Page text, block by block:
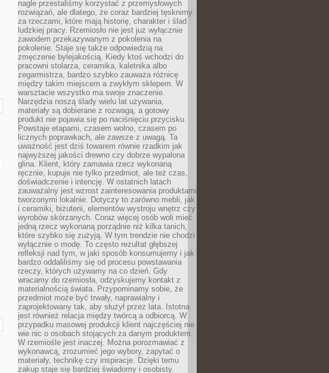
nagle przestaliśmy korzystać z przemysłowych
rozwiązań, ale dlatego, że coraz bardziej tęsknimy
za rzeczami, które mają historię, charakter i ślad
ludzkiej pracy. Rzemiosło nie jest już wyłącznie
zawodem przekazywanym z pokolenia na
pokolenie. Staje się także odpowiedzią na
zmęczenie bylejakością. Kiedy ktoś wchodzi do
pracowni stolarza, ceramika, kaletnika albo
zegarmistrza, bardzo szybko zauważa różnicę
między takim miejscem a zwykłym sklepem. W
warsztacie wszystko ma swoje znaczenie.
Narzędzia noszą ślady wielu lat używania,
materiały są dobierane z rozwagą, a gotowy
produkt nie pojawia się po naciśnięciu przycisku.
Powstaje etapami, czasem wolno, czasem po
licznych poprawkach, ale zawsze z uwagą. Ta
uważność jest dziś towarem równie rzadkim jak
najwyższej jakości drewno czy dobrze wypalona
glina. Klient, który zamawia rzecz wykonaną
ręcznie, kupuje nie tylko przedmiot, ale też czas,
doświadczenie i intencję. W ostatnich latach
zauważalny jest wzrost zainteresowania produktami
tworzonymi lokalnie. Dotyczy to zarówno mebli, jak
i ceramiki, biżuterii, elementów wystroju wnętrz czy
wyrobów skórzanych. Coraz więcej osób woli mieć
jedną rzecz wykonaną porządnie niż kilka tanich,
które szybko się zużyją. W tym trendzie nie chodzi
wyłącznie o modę. To często rezultat głębszej
refleksji nad tym, w jaki sposób konsumujemy i jak
bardzo oddaliliśmy się od procesu powstawania
rzeczy, których używamy na co dzień. Gdy
wracamy do rzemiosła, odzyskujemy kontakt z
materialnością świata. Przypominamy sobie, że
przedmiot może być trwały, naprawialny i
zaprojektowany tak, aby służył przez lata. Istotna
jest również relacja między twórcą a odbiorcą. W
przypadku masowej produkcji klient najczęściej nie
wie nic o osobach stojących za danym produktem.
W rzemiośle jest inaczej. Można porozmawiać z
wykonawcą, zrozumieć jego wybory, zapytać o
materiały, technikę czy inspiracje. Dzięki temu
zakup staje się bardziej świadomy i osobisty.